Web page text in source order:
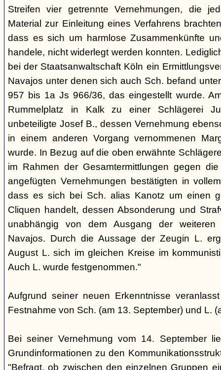
Streifen vier getrennte Vernehmungen, die
Material zur Einleitung eines Verfahrens
dass es sich um harmlose Zusammenkünfte
handele, nicht widerlegt werden konnten.
bei der Staatsanwaltschaft Köln ein
Navajos unter denen sich auch Sch. befand
957 bis 1a Js 966/36, das eingestellt wurde.
Rummelplatz in Kalk zu einer Schlägerei
unbeteiligte Josef B., dessen Vernehmung
in einem anderen Vorgang vernommenen
wurde. In Bezug auf die oben erwähnte
im Rahmen der Gesamtermittlungen gegen
angefügten Vernehmungen bestätigten in
dass es sich bei Sch. alias Kanotz um einen
Cliquen handelt, dessen Absonderung und
unabhängig von dem Ausgang der weiteren
Navajos. Durch die Aussage der Zeugin L.
August L. sich im gleichen Kreise im
Auch L. wurde festgenommen."
Aufgrund seiner neuen Erkenntnisse
Festnahme von Sch. (am 13. September) und L.
Bei seiner Vernehmung vom 14. September
Grundinformationen zu den
"Befragt, ob zwischen den einzelnen Gruppen